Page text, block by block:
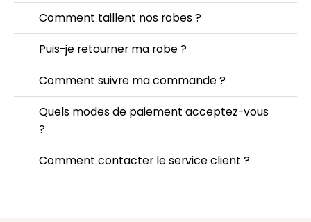
Comment taillent nos robes ?
Puis-je retourner ma robe ?
Comment suivre ma commande ?
Quels modes de paiement acceptez-vous
?
Comment contacter le service client ?